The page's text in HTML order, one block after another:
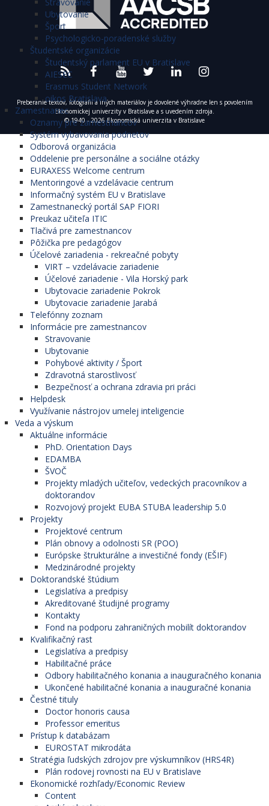
Ubytovanie
Šport
Psychologicko-poradenské služby
Študentské organizácie
Študentský parlament EU v Bratislave
AIESEC
Erasmus Student Network
oikos Bratislava
Zamestnanec
Oznamy pre zamestnancov
Systém vybavovania podnetov
Odborová organizácia
Oddelenie pre personálne a sociálne otázky
EURAXESS Welcome centrum
Mentoringové a vzdelávacie centrum
Informačný systém EU v Bratislave
Zamestnanecký portál SAP FIORI
Preukaz učiteľa ITIC
Tlačivá pre zamestnancov
Pôžička pre pedagógov
Účelové zariadenia - rekreačné pobyty
VIRT – vzdelávacie zariadenie
Účelové zariadenie - Vila Horský park
Ubytovacie zariadenie Pokrok
Ubytovacie zariadenie Jarabá
Telefónny zoznam
Informácie pre zamestnancov
Stravovanie
Ubytovanie
Pohybové aktivity / Šport
Zdravotná starostlivosť
Bezpečnosť a ochrana zdravia pri práci
Helpdesk
Využívanie nástrojov umelej inteligencie
Veda a výskum
Aktuálne informácie
PhD. Orientation Days
EDAMBA
ŠVOČ
Projekty mladých učiteľov, vedeckých pracovníkov a
doktorandov
Rozvojový projekt EUBA STUBA leadership 5.0
Projekty
Projektové centrum
Plán obnovy a odolnosti SR (POO)
Európske štrukturálne a investičné fondy (EŠIF)
Medzinárodné projekty
Doktorandské štúdium
Legislatíva a predpisy
Akreditované študijné programy
Kontakty
Fond na podporu zahraničných mobilít doktorandov
Kvalifikačný rast
Legislatíva a predpisy
Habilitačné práce
Odbory habilitačného konania a inauguračného konania
Ukončené habilitačné konania a inauguračné konania
Čestné tituly
Doctor honoris causa
Professor emeritus
Prístup k databázam
EUROSTAT mikrodáta
Stratégia ľudských zdrojov pre výskumníkov (HRS4R)
Plán rodovej rovnosti na EU v Bratislave
Ekonomické rozhľady/Economic Review
Content
Preberanie textov, fotografií a iných materiálov je dovolené výhradne len s povolením
Ekonomickej univerzity v Bratislave a s uvedením zdroja.
© 1940 - 2026 Ekonomická univerzita v Bratislave